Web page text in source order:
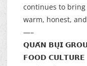
continues to
warm, honest,
—–
𝗤𝗨𝗔́𝗡 𝗕𝗨̣𝗜
𝗙𝗢𝗢𝗗 𝗖𝗨𝗟𝗧𝗨𝗥𝗘